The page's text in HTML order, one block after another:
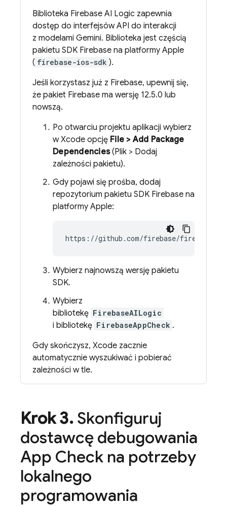
Biblioteka Firebase AI Logic zapewnia
dostęp do interfejsów API do interakcji
z modelami Gemini. Biblioteka jest częścią
pakietu SDK Firebase na platformy Apple
( firebase-ios-sdk ).
Jeśli korzystasz już z Firebase, upewnij się,
że pakiet Firebase ma wersję 12.5.0 lub
nowszą.
Po otwarciu projektu aplikacji wybierz
w Xcode opcję File > Add Package
Dependencies(Plik > Dodaj
zależności pakietu).
Gdy pojawi się prośba, dodaj
repozytorium pakietu SDK Firebase na
platformy Apple:
Wybierz najnowszą wersję pakietu
SDK.
Wybierz
bibliotekę FirebaseAILogic
i bibliotekę FirebaseAppCheck .
Gdy skończysz, Xcode zacznie
automatycznie wyszukiwać i pobierać
zależności w tle.
Krok 3.Skonfiguruj
dostawcę debugowania
App Check na potrzeby
lokalnego
programowania